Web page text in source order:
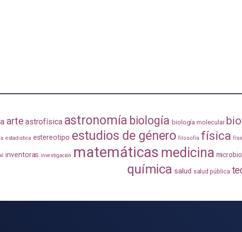
arte astrofísica astronomía biología biología molecular
estadistica estereotipo estudios de género filosofía física
inventoras investigación matemáticas medicina
química salud salud pública